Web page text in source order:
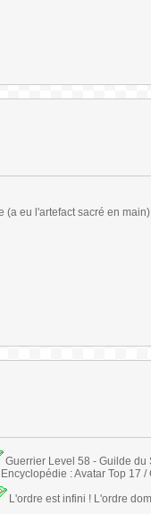
eu l'artefact sacré en
Guerrier Level 58 - Guilde
Encyclopédie : Avatar Top 17 /
L'ordre est infini ! L'ordre